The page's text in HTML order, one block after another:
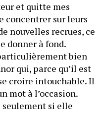
et quitte mes
concentrer sur leurs
nouvelles recrues, ce
donner à fond.
bien
qui, parce qu’il est
croire intouchable. Il
mot à l’occasion.
seulement si elle